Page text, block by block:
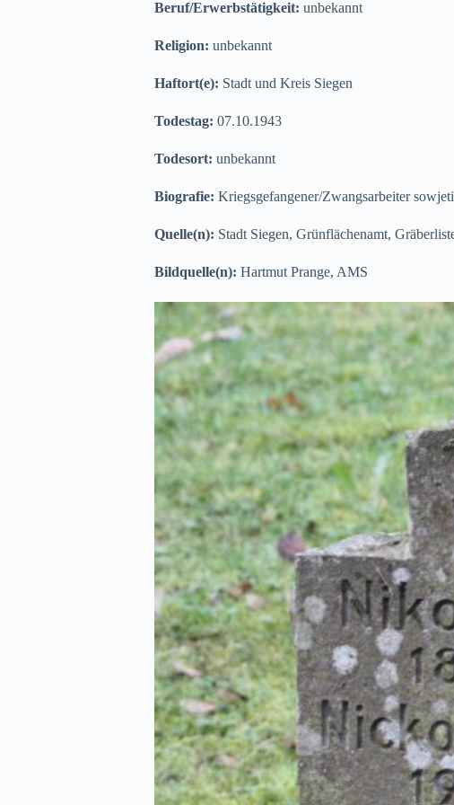
Beruf/Erwerbstätigkeit: unbekannt
Religion: unbekannt
Haftort(e): Stadt und Kreis Siegen
Todestag: 07.10.1943
Todesort: unbekannt
Biografie: Kriegsgefangener/Zwangsarbeiter
Quelle(n): Stadt Siegen, Grünflächenamt,
Bildquelle(n): Hartmut Prange, AMS